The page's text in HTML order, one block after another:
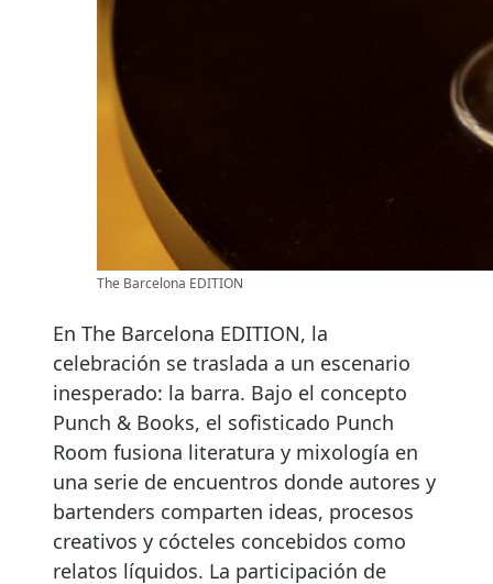
The Barcelona EDITION
En The Barcelona EDITION, la
celebración se traslada a un escenario
inesperado: la barra. Bajo el concepto
Punch & Books, el sofisticado Punch
Room fusiona literatura y mixología en
una serie de encuentros donde autores y
bartenders comparten ideas, procesos
creativos y cócteles concebidos como
relatos líquidos. La participación de